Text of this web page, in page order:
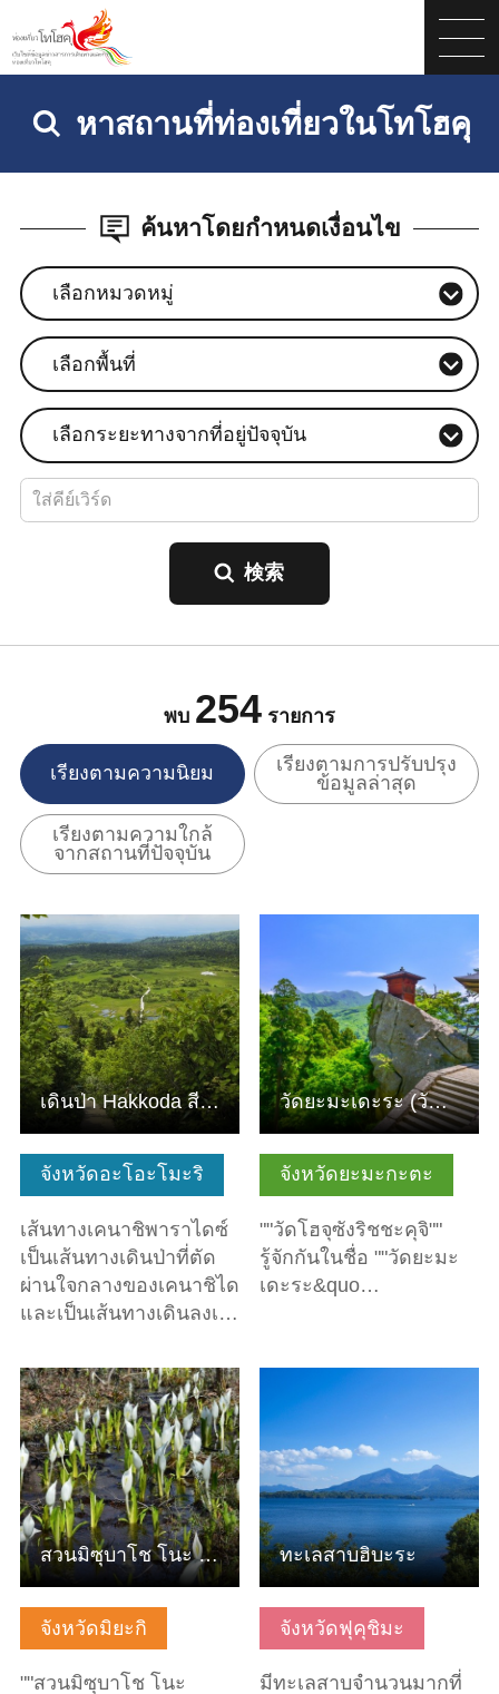
หาสถานที่ท่องเที่ยวในโทโฮคุ
ค้นหาโดยกำหนดเงื่อนไข
เลือกหมวดหมู่
เลือกพื้นที่
เลือกระยะทางจากที่อยู่ปัจจุบัน
พบ 254 รายการ
เรียงตามความนิยม
เรียงตามการปรับปรุง
ข้อมูลล่าสุด
เรียงตามความใกล้
จากสถานที่ปัจจุบัน
จังหวัดอะโอะโมะริ
เส้นทางเคนาชิพาราไดซ์
เป็นเส้นทางเดินป่าที่ตัด
ผ่านใจกลางของเคนาชิได
และเป็นเส้นทางเดินลงเ…
ดูข้อมูลพื้นฐาน
เดินป่า Hakkoda สีเขียวสด ~ Kenashi Paradise Line
จังหวัดยะมะกะตะ
""วัดโฮจุซังริชชะคุจิ""
รู้จักกันในชื่อ ""วัดยะมะ
เดะระ&quo…
วัดยะมะเดะระ (วัดโฮจุซังริชชะคุจิ)
จังหวัดมิยะกิ
""สวนมิซุบาโช โนะ
ดูข้อมูลพื้นฐาน
สวนมิซุบาโช โนะ โมริ
จังหวัดฟุคุชิมะ
มีทะเลสาบจำนวนมากที่
ดูข้อมูลพื้นฐาน
ทะเลสาบฮิบะระ